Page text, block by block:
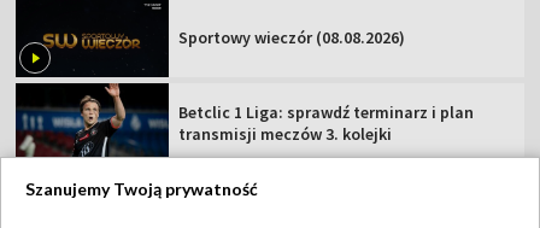
Sportowy wieczór (08.08.2026)
Betclic 1 Liga: sprawdź terminarz i plan
transmisji meczów 3. kolejki
Szanujemy Twoją prywatność